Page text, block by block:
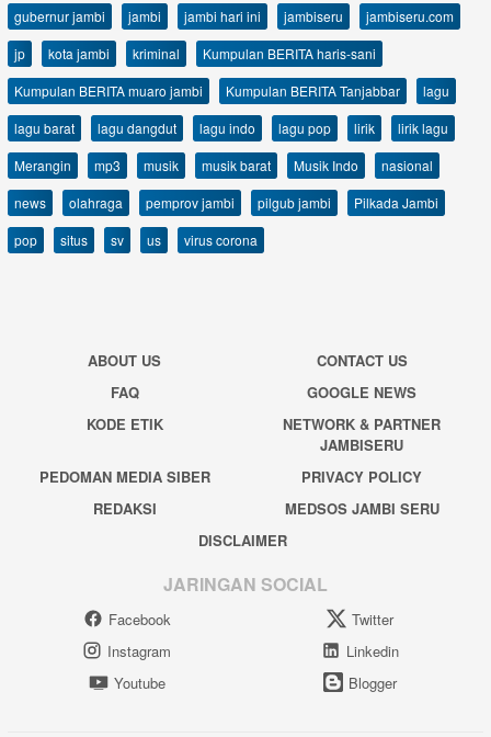
gubernur jambi
jambi jambi hari ini jambiseru
jambiseru.com
jp
kota jambi kriminal
Kumpulan BERITA haris-sani
Kumpulan BERITA muaro jambi
Kumpulan BERITA Tanjabbar
lagu
lagu barat
lagu dangdut lagu indo lagu pop lirik
lirik lagu
Merangin
mp3 musik musik barat Musik Indo
nasional
news
olahraga pemprov jambi pilgub jambi
Pilkada Jambi
pop
situs sv us virus corona
ABOUT US
CONTACT US
FAQ
GOOGLE NEWS
KODE ETIK
NETWORK & PARTNER
JAMBISERU
PEDOMAN MEDIA SIBER
PRIVACY POLICY
REDAKSI
MEDSOS JAMBI SERU
DISCLAIMER
JARINGAN SOCIAL
Facebook
Twitter
Instagram
Linkedin
Youtube
Blogger